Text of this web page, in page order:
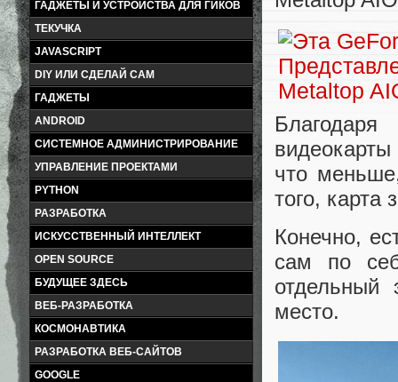
ГАДЖЕТЫ И УСТРОЙСТВА ДЛЯ ГИКОВ
ТЕКУЧКА
JAVASCRIPT
DIY ИЛИ СДЕЛАЙ САМ
ГАДЖЕТЫ
ANDROID
СИСТЕМНОЕ АДМИНИСТРИРОВАНИЕ
УПРАВЛЕНИЕ ПРОЕКТАМИ
PYTHON
РАЗРАБОТКА
ИСКУССТВЕННЫЙ ИНТЕЛЛЕКТ
OPEN SOURCE
БУДУЩЕЕ ЗДЕСЬ
ВЕБ-РАЗРАБОТКА
КОСМОНАВТИКА
РАЗРАБОТКА ВЕБ-САЙТОВ
GOOGLE
что
того, карта
Конечно,
сам по
отдельный
место.